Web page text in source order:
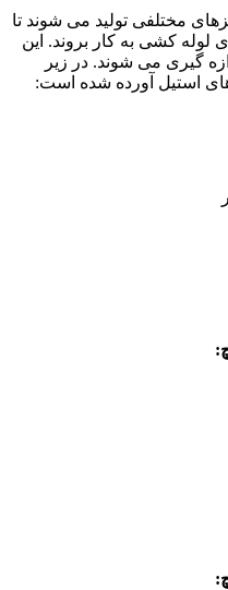
مختلفی تولید می شوند تا
لوله کشی به کار بروند. این
گیری می شوند. در زیر
استیل آورده شده است: